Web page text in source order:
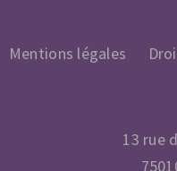
Mentions légales
13 rue